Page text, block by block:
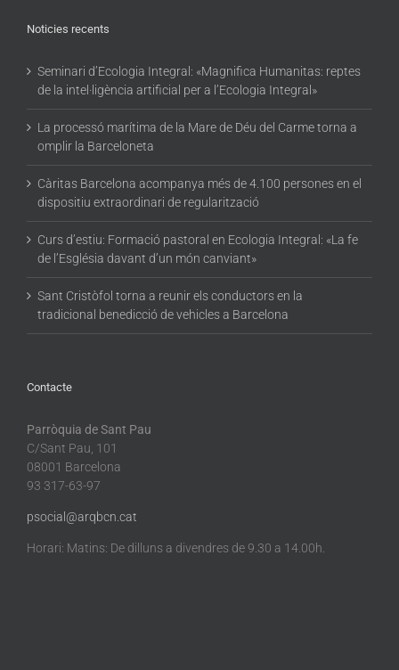
Noticies recents
Seminari d’Ecologia Integral: «Magnifica Humanitas: reptes
de la intel·ligència artificial per a l’Ecologia Integral»
La processó marítima de la Mare de Déu del Carme torna a
omplir la Barceloneta
Càritas Barcelona acompanya més de 4.100 persones en el
dispositiu extraordinari de regularització
Curs d’estiu: Formació pastoral en Ecologia Integral: «La fe
de l’Església davant d’un món canviant»
Sant Cristòfol torna a reunir els conductors en la
tradicional benedicció de vehicles a Barcelona
Contacte
Parròquia de Sant Pau
C/Sant Pau, 101
08001 Barcelona
93 317-63-97
psocial@arqbcn.cat
Horari: Matins: De dilluns a divendres de 9.30 a 14.00h.